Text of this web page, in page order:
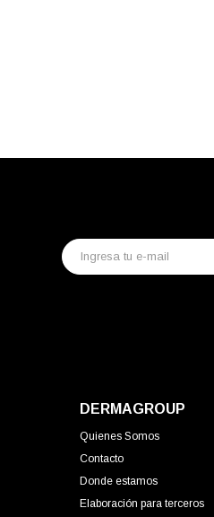
DERMAGROUP
Quienes Somos
Contacto
Donde estamos
Elaboración para terceros